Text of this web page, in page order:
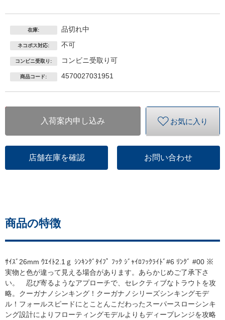
在庫: 品切れ中
ネコポス対応: 不可
コンビニ受取り: コンビニ受取り可
商品コード: 4570027031951
入荷案内申し込み お気に入り
店舗在庫を確認 お問い合わせ
商品の特徴
ｻｲｽﾞ26mm ｳｴｲﾄ2.1ｇ ｼﾝｷﾝｸﾞﾀｲﾌﾟ ﾌｯｸ ｼﾞｬｲﾛﾌｯｸﾗｲﾄﾞ#6 ﾘﾝｸﾞ #00 ※
実物と色が違って見える場合があります。あらかじめご了承下さ
い。 忍び寄るようなアプローチで、セレクティブなトラウトを攻
略。クーガナノシンキング！クーガナノシリーズシンキングモデ
ル！フォールスピードにとことんこだわったスーパースローシンキ
ング設計によりフローティングモデルよりもディープレンジを攻略